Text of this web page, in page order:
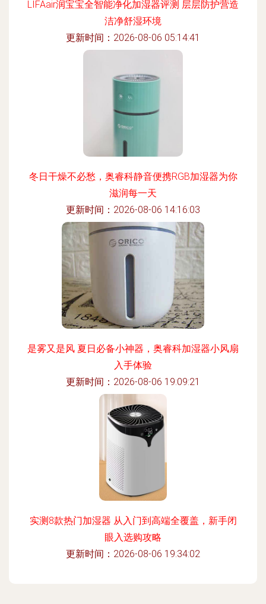
LIFAair润宝宝全智能净化加湿器评测 层层防护营造
洁净舒湿环境
更新时间：2026-08-06 05:14:41
冬日干燥不必愁，奥睿科静音便携RGB加湿器为你
滋润每一天
更新时间：2026-08-06 14:16:03
是雾又是风 夏日必备小神器，奥睿科加湿器小风扇
入手体验
更新时间：2026-08-06 19:09:21
实测8款热门加湿器 从入门到高端全覆盖，新手闭
眼入选购攻略
更新时间：2026-08-06 19:34:02